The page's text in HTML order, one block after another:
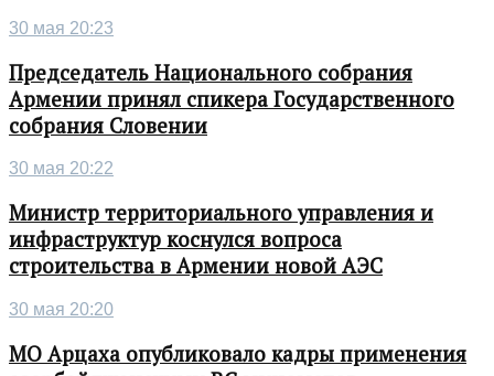
30 мая 20:23
Председатель Национального собрания
Армении принял спикера Государственного
собрания Словении
30 мая 20:22
Министр территориального управления и
инфраструктур коснулся вопроса
строительства в Армении новой АЭС
30 мая 20:20
МО Арцаха опубликовало кадры применения